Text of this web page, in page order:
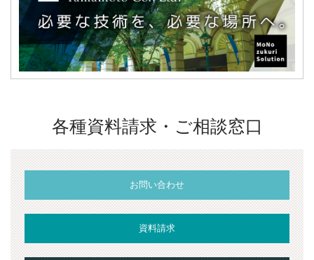
各種資料請求・ご相談窓口
お問い合わせ
資料請求